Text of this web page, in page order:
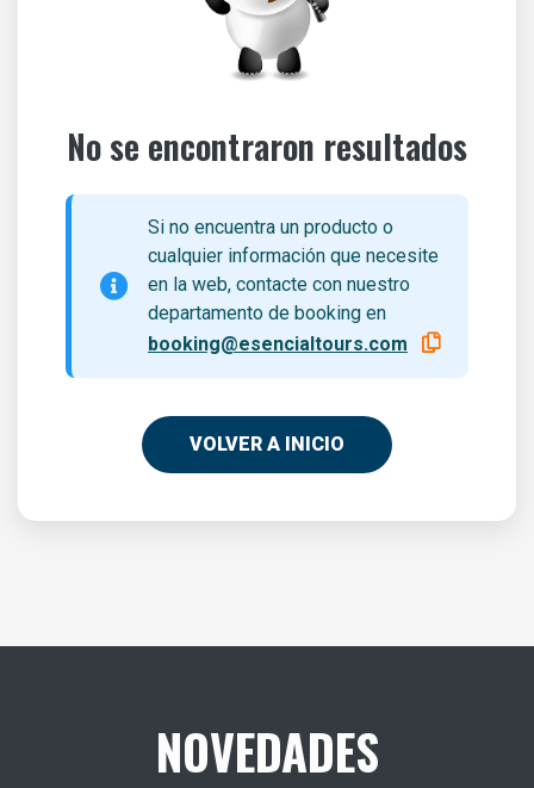
No se encontraron resultados
Si no encuentra un producto o
cualquier información que necesite
en la web, contacte con nuestro
departamento de booking en
booking@esencialtours.com
VOLVER A INICIO
NOVEDADES